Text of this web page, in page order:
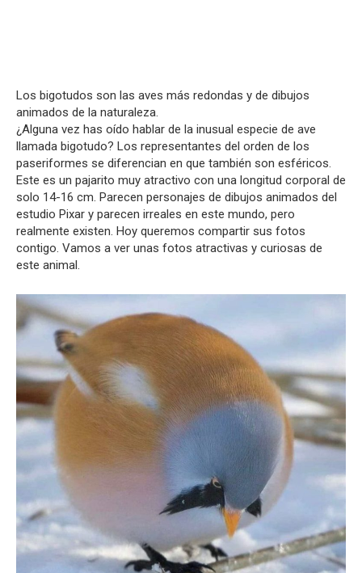
Los bigotudos son las aves más redondas y de dibujos
animados de la naturaleza.
¿Alguna vez has oído hablar de la inusual especie de ave
llamada bigotudo? Los representantes del orden de los
paseriformes se diferencian en que también son esféricos.
Este es un pajarito muy atractivo con una longitud corporal de
solo 14-16 cm. Parecen personajes de dibujos animados del
estudio Pixar y parecen irreales en este mundo, pero
realmente existen. Hoy queremos compartir sus fotos
contigo. Vamos a ver unas fotos atractivas y curiosas de
este animal.